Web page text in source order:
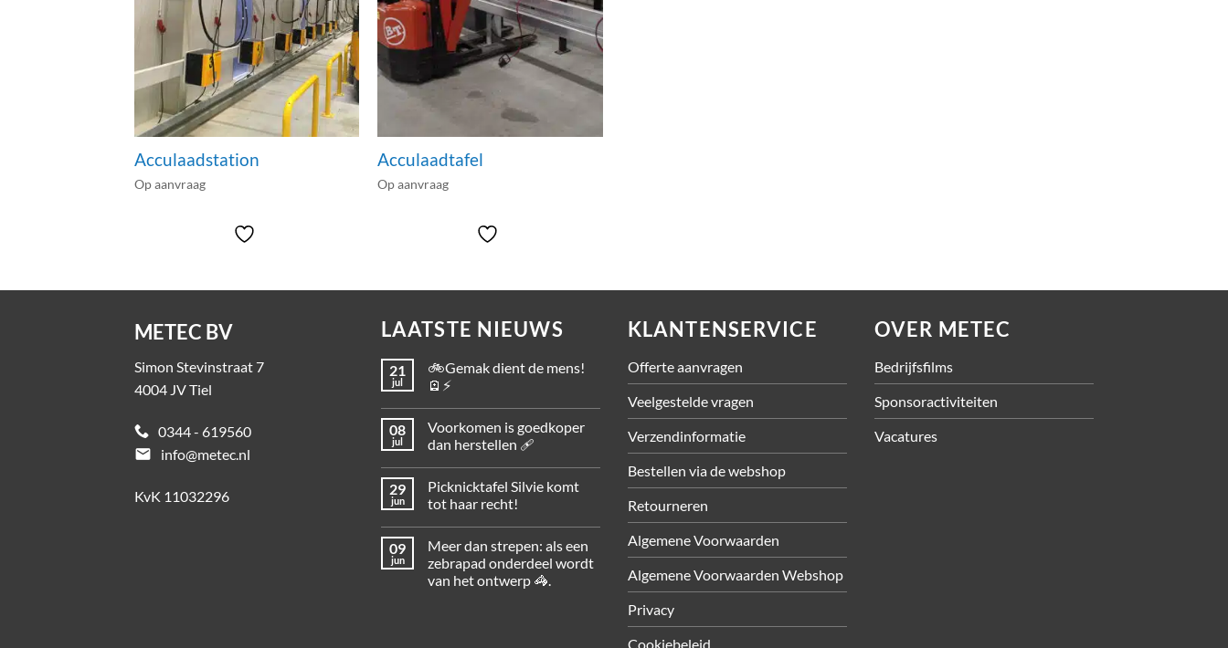
Acculaadstation
Op aanvraag
Acculaadtafel
Op aanvraag
METEC BV
Simon Stevinstraat 7
4004 JV Tiel
0344 - 619560
email
info@metec.nl
KvK 11032296
LAATSTE NIEUWS
21
jul
🚲Gemak dient de mens!
🪫⚡
08
jul
Voorkomen is goedkoper
dan herstellen 🩹
29
jun
Picknicktafel Silvie komt
tot haar recht!
09
jun
Meer dan strepen: als een
zebrapad onderdeel wordt
van het ontwerp 🦓.
KLANTENSERVICE
Offerte aanvragen
Veelgestelde vragen
Verzendinformatie
Bestellen via de webshop
Retourneren
Algemene Voorwaarden
Algemene Voorwaarden Webshop
Privacy
Cookiebeleid
OVER METEC
Bedrijfsfilms
Sponsoractiviteiten
Vacatures